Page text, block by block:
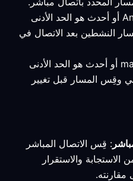
: الإصدار Android 7.0 أو أحدث هو الحد الأدنى
النشطين بعد الاتصال في
: الإصدار macOS 10.15 أو أحدث هو الحد الأدنى
وقِس المسار قبل تغيير
: قِس الاتصال المباشر
والاستقرار
مقارنته.